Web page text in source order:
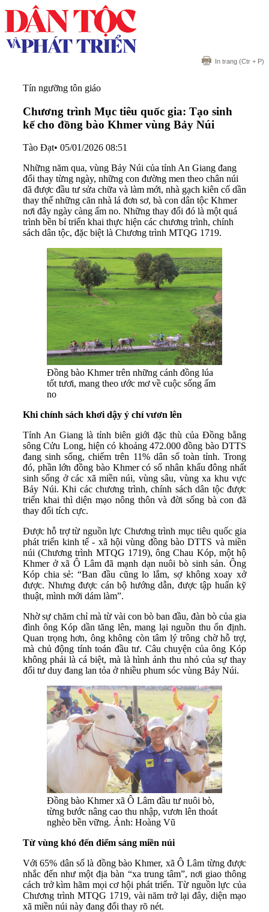
In trang (Ctr + P)
Tín ngưỡng tôn giáo
Chương trình Mục tiêu quốc gia: Tạo sinh
kế cho đồng bào Khmer vùng Bảy Núi
Tào Đạt• 05/01/2026 08:51
Những năm qua, vùng Bảy Núi của tỉnh An Giang đang
đổi thay từng ngày, những con đường men theo chân núi
đã được đầu tư sửa chữa và làm mới, nhà gạch kiên cố dần
thay thế những căn nhà lá đơn sơ, bà con dân tộc Khmer
nơi đây ngày càng ấm no. Những thay đổi đó là một quá
trình bền bỉ triển khai thực hiện các chương trình, chính
sách dân tộc, đặc biệt là Chương trình MTQG 1719.
Đồng bào Khmer trên những cánh đồng lúa
tốt tươi, mang theo ước mơ về cuộc sống ấm
no
Khi chính sách khơi dậy ý chí vươn lên
Tỉnh An Giang là tỉnh biên giới đặc thù của Đồng bằng
sông Cửu Long, hiện có khoảng 472.000 đồng bào DTTS
đang sinh sống, chiếm trên 11% dân số toàn tỉnh. Trong
đó, phần lớn đồng bào Khmer có số nhân khẩu đông nhất
sinh sống ở các xã miền núi, vùng sâu, vùng xa khu vực
Bảy Núi. Khi các chương trình, chính sách dân tộc được
triển khai thì diện mạo nông thôn và đời sống bà con đã
thay đổi tích cực.
Được hỗ trợ từ nguồn lực Chương trình mục tiêu quốc gia
phát triển kinh tế - xã hội vùng đồng bào DTTS và miền
núi (Chương trình MTQG 1719), ông Chau Kóp, một hộ
Khmer ở xã Ô Lâm đã mạnh dạn nuôi bò sinh sản. Ông
Kóp chia sẻ: “Ban đầu cũng lo lắm, sợ không xoay xở
được. Nhưng được cán bộ hướng dẫn, được tập huấn kỹ
thuật, mình mới dám làm”.
Nhờ sự chăm chỉ mà từ vài con bò ban đầu, đàn bò của gia
đình ông Kóp dần tăng lên, mang lại nguồn thu ổn định.
Quan trọng hơn, ông không còn tâm lý trông chờ hỗ trợ,
mà chủ động tính toán đầu tư. Câu chuyện của ông Kóp
không phải là cá biệt, mà là hình ảnh thu nhỏ của sự thay
đổi tư duy đang lan tỏa ở nhiều phum sóc vùng Bảy Núi.
Đồng bào Khmer xã Ô Lâm đầu tư nuôi bò,
từng bước nâng cao thu nhập, vươn lên thoát
nghèo bền vững. Ảnh: Hoàng Vũ
Từ vùng khó đến điểm sáng miền núi
Với 65% dân số là đồng bào Khmer, xã Ô Lâm từng được
nhắc đến như một địa bàn “xa trung tâm”, nơi giao thông
cách trở kìm hãm mọi cơ hội phát triển. Từ nguồn lực của
Chương trình MTQG 1719, vài năm trở lại đây, diện mạo
xã miền núi này đang đổi thay rõ nét.